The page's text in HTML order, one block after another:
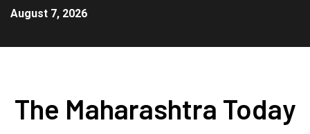
August 7, 2026
The Maharashtra Today